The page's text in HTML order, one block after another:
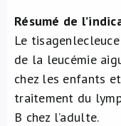
Résumé de
Le
de la leucémie
chez les enfants
traitement du
B chez l’adulte.